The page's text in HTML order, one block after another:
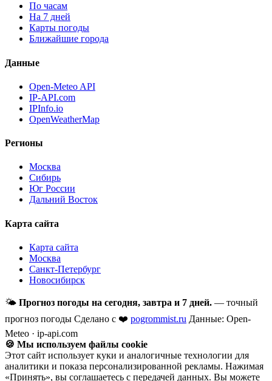
По часам
На 7 дней
Карты погоды
Ближайшие города
Данные
Open-Meteo API
IP-API.com
IPInfo.io
OpenWeatherMap
Регионы
Москва
Сибирь
Юг России
Дальний Восток
Карта сайта
Карта сайта
Москва
Санкт-Петербург
Новосибирск
🌤 Прогноз погоды на сегодня, завтра и 7 дней. — точный
прогноз погоды Сделано с ❤️ pogrommist.ru Данные: Open-
Meteo · ip-api.com
🍪 Мы используем файлы cookie
Этот сайт использует куки и аналогичные технологии для
аналитики и показа персонализированной рекламы. Нажимая
«Принять», вы соглашаетесь с передачей данных. Вы можете